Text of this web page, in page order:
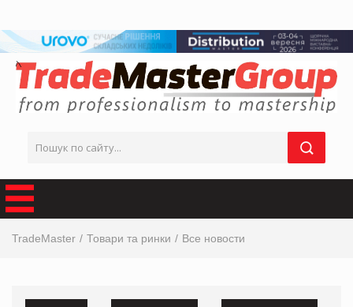
TradeMaster Товари та ринки Все новости